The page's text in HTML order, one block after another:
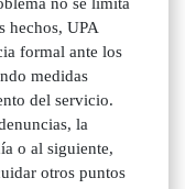
no se limita
hechos, UPA
formal ante los
medidas
del servicio.
la
o al siguiente,
otros puntos